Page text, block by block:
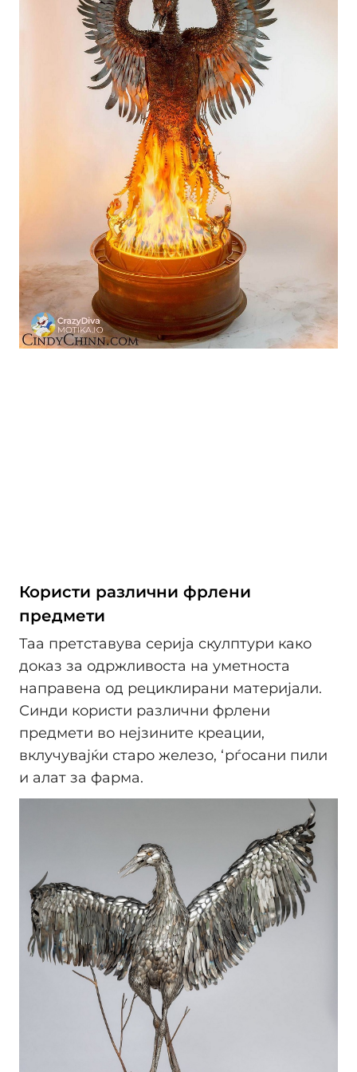
Користи различни фрлени
предмети
Таа претставува серија скулптури како
доказ за одржливоста на уметноста
направена од рециклирани материјали.
Синди користи различни фрлени
предмети во нејзините креации,
вклучувајќи старо железо, ‘рѓосани пили
и алат за фарма.